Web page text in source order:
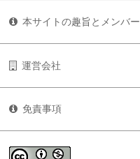
本サイトの趣旨とメンバー
運営会社
免責事項